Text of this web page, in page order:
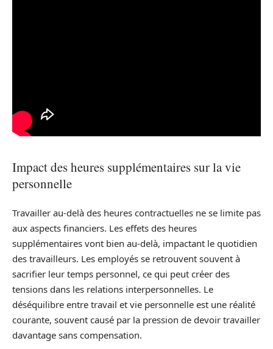
Impact des heures supplémentaires sur la vie
personnelle
Travailler au-delà des heures contractuelles ne se limite pas
aux aspects financiers. Les effets des heures
supplémentaires vont bien au-delà, impactant le quotidien
des travailleurs. Les employés se retrouvent souvent à
sacrifier leur temps personnel, ce qui peut créer des
tensions dans les relations interpersonnelles. Le
déséquilibre entre travail et vie personnelle est une réalité
courante, souvent causé par la pression de devoir travailler
davantage sans compensation.